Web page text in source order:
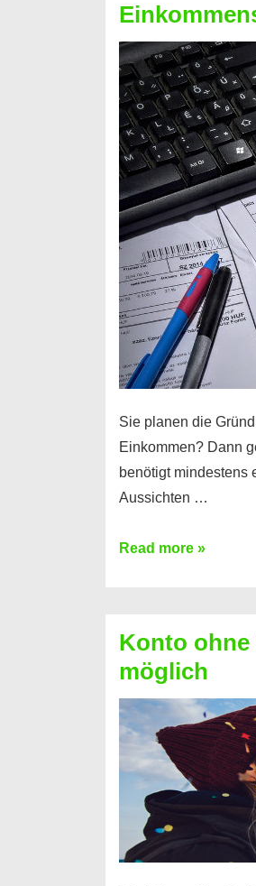
schnelle
Durchstarter
Sie planen die
Einkommen? Dann
benötigt mindestens
Aussichten …
Mit
Sie
einen
Kredit
ohne
Read more »
Konto ohne
möglich